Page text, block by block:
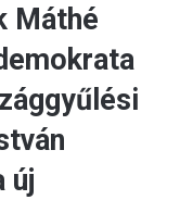
Máthé
új